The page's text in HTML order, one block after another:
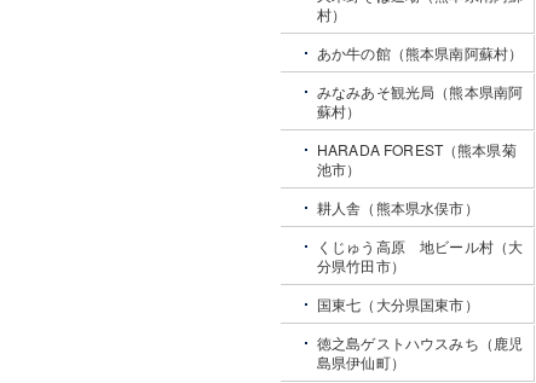
村）
あか牛の館（熊本県南阿蘇村）
みなみあそ観光局（熊本県南阿
蘇村）
HARADA FOREST（熊本県菊
池市）
耕人舎（熊本県水俣市）
くじゅう高原 地ビール村（大
分県竹田市）
国東七（大分県国東市）
徳之島ゲストハウスみち（鹿児
島県伊仙町）